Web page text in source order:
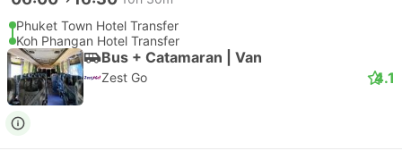
Phuket Town Hotel Transfer
Koh Phangan Hotel Transfer
Bus + Catamaran | Van
Zest Go 4.1